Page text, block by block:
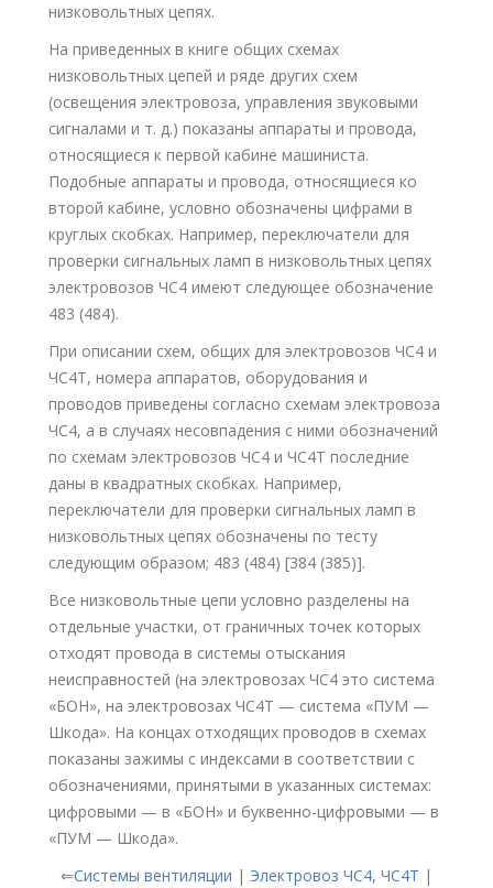
низковольтных цепях.
На приведенных в книге общих схемах
низковольтных цепей и ряде других схем
(освещения электровоза, управления звуковыми
сигналами и т. д.) показаны аппараты и провода,
относящиеся к первой кабине машиниста.
Подобные аппараты и провода, относящиеся ко
второй кабине, условно обозначены цифрами в
круглых скобках. Например, переключатели для
проверки сигнальных ламп в низковольтных цепях
электровозов ЧС4 имеют следующее обозначение
483 (484).
При описании схем, общих для электровозов ЧС4 и
ЧС4Т, номера аппаратов, оборудования и
проводов приведены согласно схемам электровоза
ЧС4, а в случаях несовпадения с ними обозначений
по схемам электровозов ЧС4 и ЧС4Т последние
даны в квадратных скобках. Например,
переключатели для проверки сигнальных ламп в
низковольтных цепях обозначены по тесту
следующим образом; 483 (484) [384 (385)].
Все низковольтные цепи условно разделены на
отдельные участки, от граничных точек которых
отходят провода в системы отыскания
неисправностей (на электровозах ЧС4 это система
«БОН», на электровозах ЧС4Т — система «ПУМ —
Шкода». На концах отходящих проводов в схемах
показаны зажимы с индексами в соответствии с
обозначениями, принятыми в указанных системах:
цифровыми — в «БОН» и буквенно-цифровыми — в
«ПУМ — Шкода».
⇐Системы вентиляции | Электровоз ЧС4, ЧС4Т |